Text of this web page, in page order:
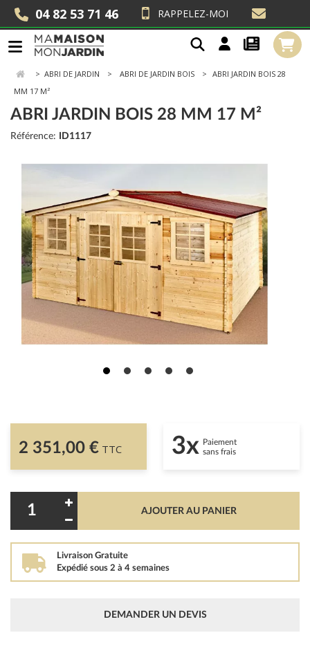
04 82 53 71 46 RAPPELEZ-MOI
> ABRI DE JARDIN ABRI DE JARDIN BOIS
ABRI JARDIN BOIS 28
MM 17 M²
ABRI JARDIN BOIS 28 MM 17 M²
Référence: ID1117
2 351,00 € TTC 3x Paiement
sans frais
AJOUTER AU PANIER
Livraison Gratuite
Expédié sous 2 à 4 semaines
DEMANDER UN DEVIS